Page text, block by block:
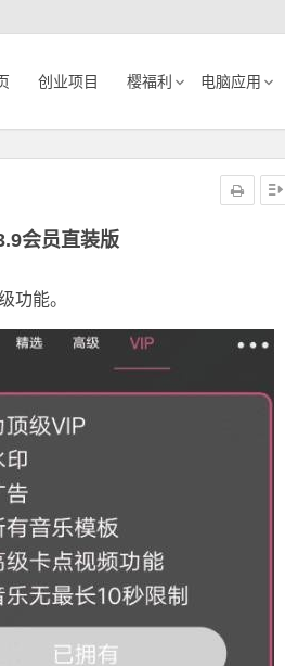
创业项目 樱福利 电脑应用
会员直装版
功能。